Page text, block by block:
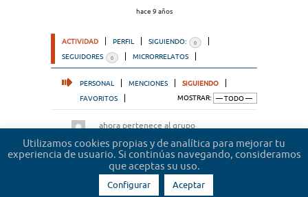
hace 9 años
ACTIVIDAD PERFIL SIGUIENDO: 0
SEGUIDORES 0 MICRORRELATOS
PERSONAL MENCIONES
SIGUIENDO
FAVORITOS
MOSTRAR:
ahora pertenece al grupo
Utilizamos cookies propias y de analítica para mejorar tu
experiencia de usuario. Si continúas navegando, consideramos
que aceptas su uso.
Configurar Aceptar